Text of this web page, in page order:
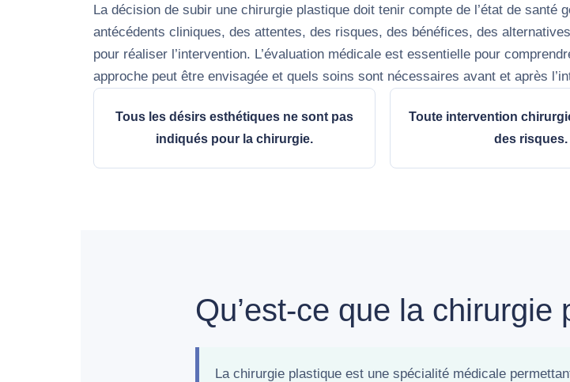
La décision de subir une chirurgie plastique doit tenir compte de l’état de santé
antécédents cliniques, des attentes, des risques, des bénéfices, des
pour réaliser l’intervention. L’évaluation médicale est essentielle pour
approche peut être envisagée et quels soins sont nécessaires avant et après
Tous les désirs esthétiques ne sont pas
indiqués pour la chirurgie.
Toute intervention
des risques.
Qu’est-ce que la chirurgie
La chirurgie plastique est une spécialité médicale